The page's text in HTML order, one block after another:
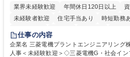
業界未経験歓迎
年間休日120日以上
未経験者歓迎
住宅手当あり 時短勤務
退職金あり
駅近5分以内
土日祝休み 服装自由
仕事の内容
企業名 三菱電機プラントエンジニアリング株式会社 求人名 【
人事＜未経験歓迎＞◇三菱電機G・社会インフ